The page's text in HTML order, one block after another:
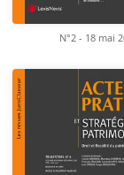
N°2 - 18 mai